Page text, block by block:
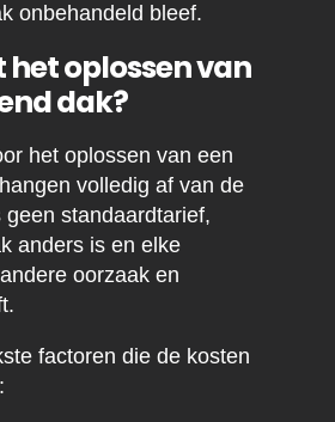
onbehandeld bleef.
het oplossen van
dak?
het oplossen van een
volledig af van de
standaardtarief,
anders is en elke
oorzaak en
factoren die de kosten